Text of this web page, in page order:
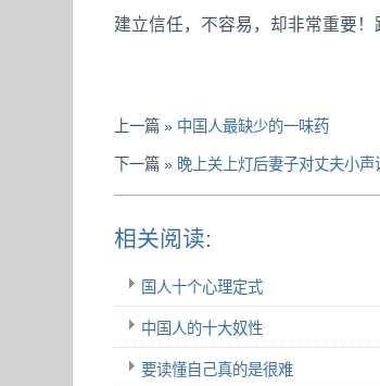
建立信任，不容易，却非常重要！
上一篇 » 中国人最缺少的一味药
下一篇 » 晚上关上灯后妻子对丈夫小声
相关阅读:
国人十个心理定式
中国人的十大奴性
要读懂自己真的是很难